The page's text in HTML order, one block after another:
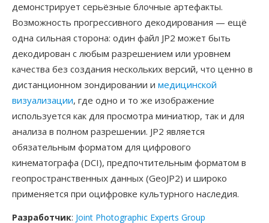
демонстрирует серьёзные блочные артефакты.
Возможность прогрессивного декодирования — ещё
одна сильная сторона: один файл JP2 может быть
декодирован с любым разрешением или уровнем
качества без создания нескольких версий, что ценно в
дистанционном зондировании и медицинской
визуализации, где одно и то же изображение
используется как для просмотра миниатюр, так и для
анализа в полном разрешении. JP2 является
обязательным форматом для цифрового
кинематографа (DCI), предпочтительным форматом в
геопространственных данных (GeoJP2) и широко
применяется при оцифровке культурного наследия.
Разработчик: Joint Photographic Experts Group